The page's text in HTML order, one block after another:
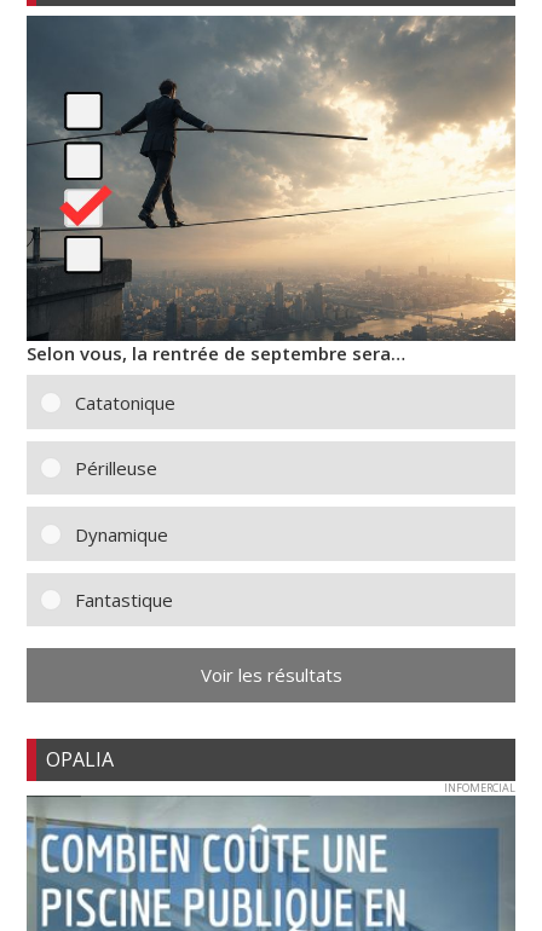
Selon vous, la rentrée de septembre sera…
Catatonique
Périlleuse
Dynamique
Fantastique
Voir les résultats
OPALIA
INFOMERCIAL